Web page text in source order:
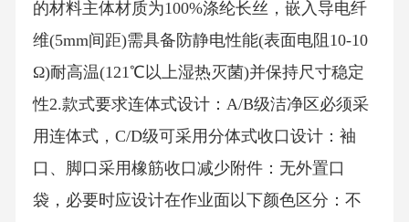
的材料主体材质为100%涤纶长丝，嵌入导电纤
维(5mm间距)需具备防静电性能(表面电阻10-10
Ω)耐高温(121℃以上湿热灭菌)并保持尺寸稳定
性2.款式要求连体式设计‌：A/B级洁净区必须采
用连体式，C/D级可采用分体式收口设计‌：袖
口、脚口采用橡筋收口减少附件‌：无外置口
袋，必要时应设计在作业面以下颜色区分‌：不